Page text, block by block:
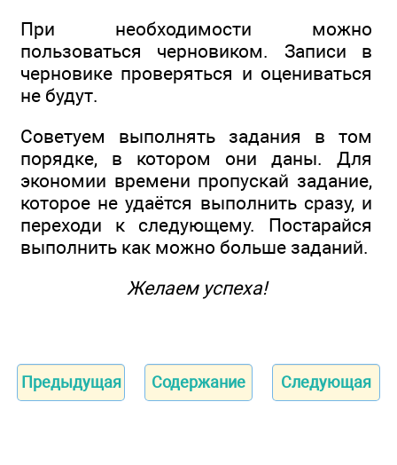
При необходимости можно
пользоваться черновиком. Записи в
черновике проверяться и оцениваться
не будут.
Советуем выполнять задания в том
порядке, в котором они даны. Для
экономии времени пропускай задание,
которое не удаётся выполнить сразу, и
переходи к следующему. Постарайся
выполнить как можно больше заданий.
Желаем успеха!
Предыдущая Содержание Следующая